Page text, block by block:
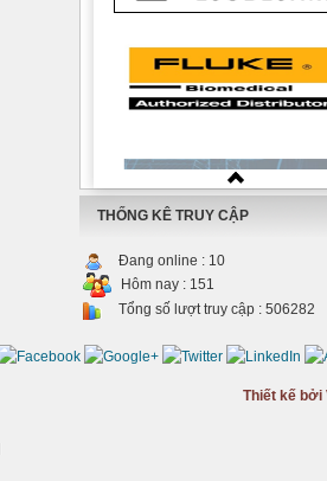
THỐNG KÊ TRUY CẬP
Đang online : 10
Hôm nay : 151
Tổng số lượt truy cập : 506282
Thiết kế bởi